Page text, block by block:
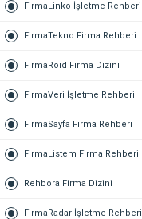
FirmaLinko İşletme Rehberi
FirmaTekno Firma Rehberi
FirmaRoid Firma Dizini
FirmaVeri İşletme Rehberi
FirmaSayfa Firma Rehberi
FirmaListem Firma Rehberi
Rehbora Firma Dizini
FirmaRadar İşletme Rehberi